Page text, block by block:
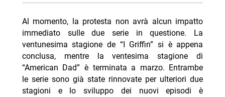
Al momento, la protesta non avrà alcun impatto
immediato sulle due serie in questione. La
ventunesima stagione de “I Griffin” si è appena
conclusa, mentre la ventesima stagione di
“American Dad” è terminata a marzo. Entrambe
le serie sono già state rinnovate per ulteriori due
stagioni e lo sviluppo dei nuovi episodi è